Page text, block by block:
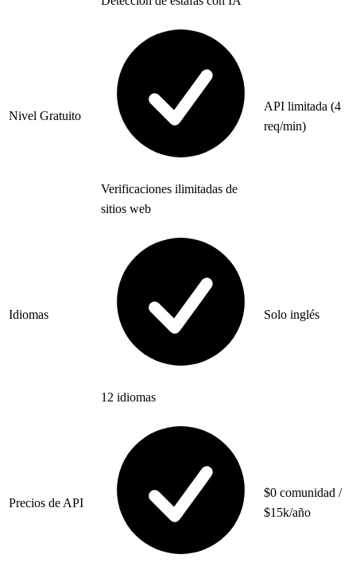
Nivel Gratuito
Verificaciones ilimitadas de
sitios web
API limitada (4
req/min)
Idiomas
12 idiomas
Solo inglés
Precios de API
$0 comunidad /
$15k/año